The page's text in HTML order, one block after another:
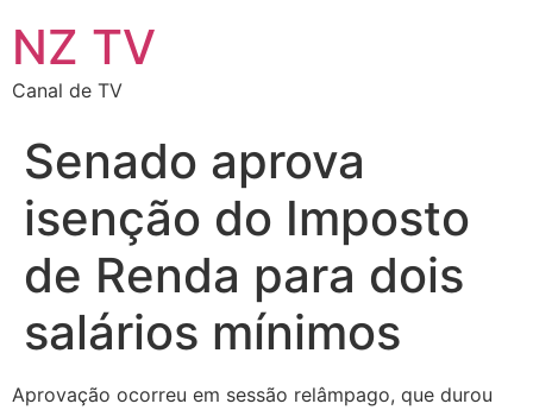
NZ TV
Canal de TV
Senado aprova
isenção do Imposto
de Renda para dois
salários mínimos
Aprovação ocorreu em sessão relâmpago, que durou